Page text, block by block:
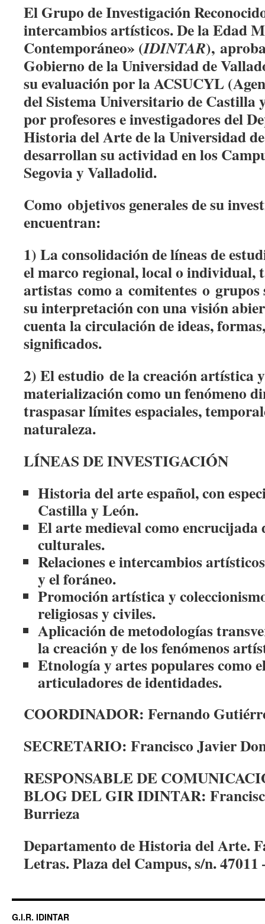
El Grupo de Investigación
intercambios artísticos. De la Edad
Contemporáneo» (IDINTAR),
Gobierno de la Universidad de
su evaluación por la ACSUCYL
del Sistema Universitario de Castilla
por profesores e investigadores del
Historia del Arte de la Universidad
desarrollan su actividad en los
Segovia y Valladolid.
Como objetivos generales de su
encuentran:
1) La consolidación de líneas de
el marco regional, local o individual,
artistas como a comitentes o grupos
su interpretación con una visión
cuenta la circulación de ideas,
significados.
2) El estudio de la creación artística
materialización como un fenómeno
traspasar límites espaciales,
naturaleza.
LÍNEAS DE INVESTIGACIÓN
Historia del arte español, con
Castilla y León.
El arte medieval como encrucijada
culturales.
Relaciones e intercambios
y el foráneo.
Promoción artística y
religiosas y civiles.
Aplicación de metodologías
la creación y de los fenómenos
Etnología y artes populares como
articuladores de identidades.
COORDINADOR: Fernando
SECRETARIO: Francisco Javier
RESPONSABLE DE
BLOG DEL GIR IDINTAR:
Burrieza
Departamento de Historia del Arte.
Letras. Plaza del Campus, s/n.
G.I.R. IDINTAR